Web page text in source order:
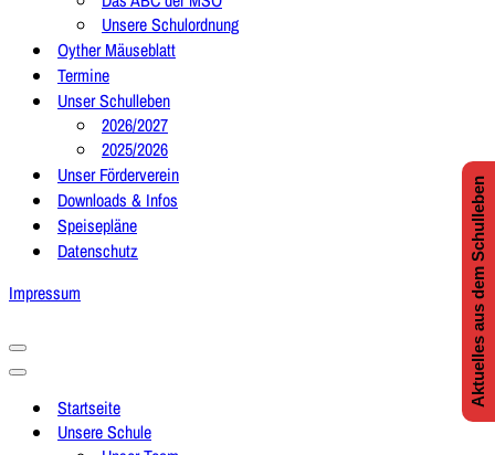
Unsere Schulordnung
Oyther Mäuseblatt
Termine
Unser Schulleben
2026/2027
2025/2026
Unser Förderverein
Downloads & Infos
Speisepläne
Datenschutz
Impressum
Navigationsmenü
Navigationsmenü
Startseite
Unsere Schule
Aktuelles aus dem Schulleben